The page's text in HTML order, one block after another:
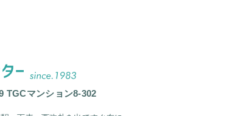
TGCマンション8-302